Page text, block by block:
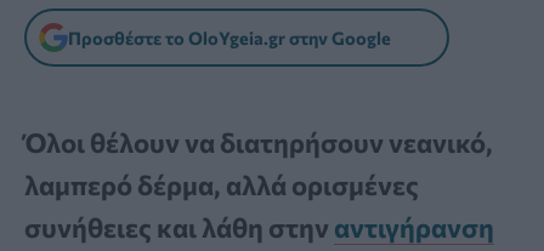
Προσθέστε το OloYgeia.gr στην Google
Όλοι θέλουν να διατηρήσουν νεανικό,
λαμπερό δέρμα, αλλά ορισμένες
συνήθειες και λάθη στην αντιγήρανση